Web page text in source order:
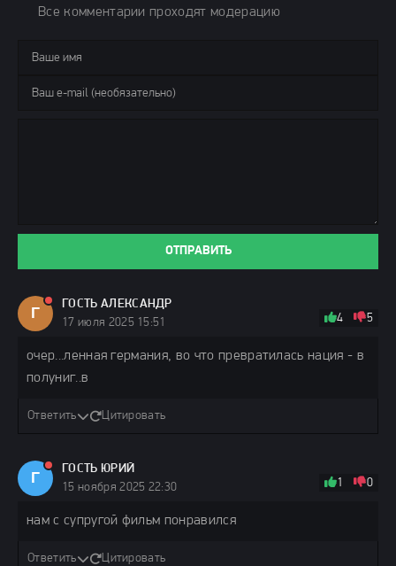
Все комментарии проходят модерацию
ОТПРАВИТЬ
Г
ГОСТЬ АЛЕКСАНДР
17 июля 2025 15:51
4 5
очер...ленная германия, во что превратилась нация - в
полуниг..в
Ответить Цитировать
Г
ГОСТЬ ЮРИЙ
15 ноября 2025 22:30
1 0
нам с супругой фильм понравился
Ответить Цитировать